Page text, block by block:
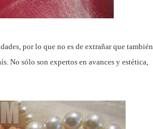
por lo que no es de extrañar que también
No sólo son expertos en avances y estética,